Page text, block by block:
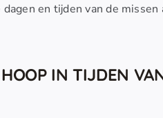
en tijden van de
IN TIJDEN